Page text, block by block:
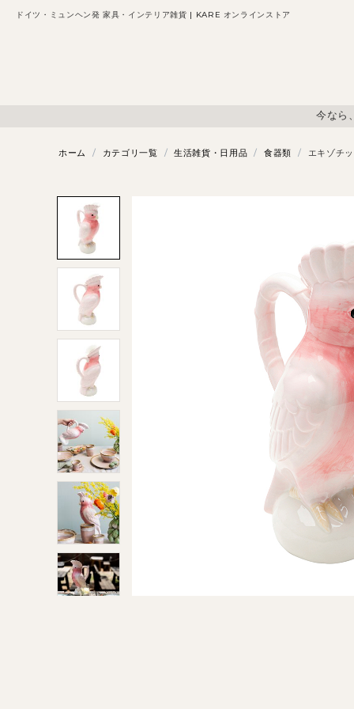
ドイツ・ミュンヘン発 家具・インテリア雑貨 | KARE オンラインストア
今なら
ホーム / カテゴリ一覧 / 生活雑貨・日用品 / 食器類 / エキゾチ